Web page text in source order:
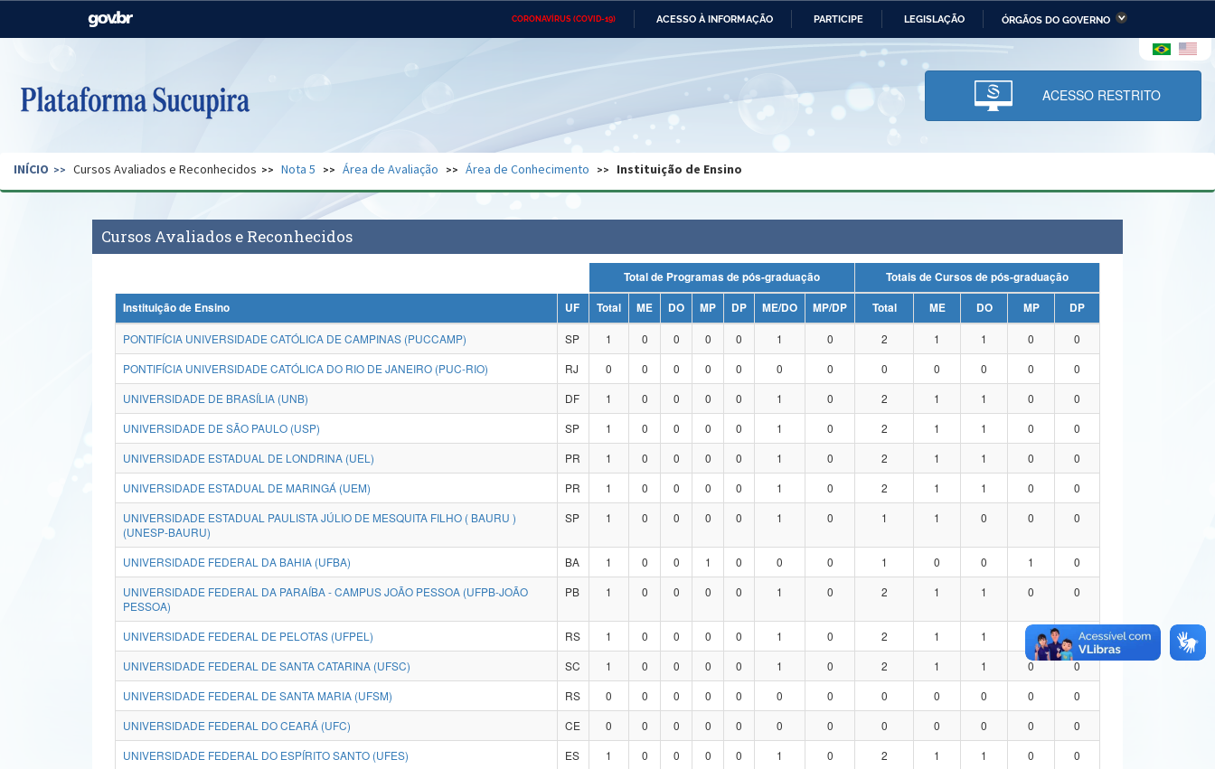
CORONAVÍRUS (COVID-19) ACESSO À INFORMAÇÃO PARTICIPE LEGISLAÇÃO ÓRGÃOS DO GOVERNO
Casa Civil Ministério das Relações Ministério da Economia Ministério da Infraestrutura
Pecuária e Abastecimento
Ministério da Ciência,
Tecnologia, Inovações e
Comunicações
Ministério do Desenvolvimento
Regional e dos Direitos Humanos
Secretaria de Governo Gabinete de Segurança Advocacia-Geral da União Banco Central do Brasil Planalto
ACESSO RESTRITO
INÍCIO Cursos Avaliados e Reconhecidos Nota 5 Área de Avaliação Área de Conhecimento Instituição de Ensino
Cursos Avaliados e Reconhecidos
Total de Programas de pós-graduação
Totais de Cursos de pós-graduação
Instituição de Ensino
UF Total ME DO MP DP ME/DO MP/DP Total ME DO MP
DP
PONTIFÍCIA UNIVERSIDADE CATÓLICA DE CAMPINAS (PUCCAMP)
SP 1 0 0 0 0 1 0 2 1 1 0
0
PONTIFÍCIA UNIVERSIDADE CATÓLICA DO RIO DE JANEIRO (PUC-RIO)
RJ 0 0 0 0 0 0 0 0 0 0 0
0
UNIVERSIDADE DE BRASÍLIA (UNB)
DF 1 0 0 0 0 1 0 2 1 1 0
0
UNIVERSIDADE DE SÃO PAULO (USP)
SP 1 0 0 0 0 1 0 2 1 1 0
0
UNIVERSIDADE ESTADUAL DE LONDRINA (UEL)
PR 1 0 0 0 0 1 0 2 1 1 0
0
UNIVERSIDADE ESTADUAL DE MARINGÁ (UEM)
PR 1 0 0 0 0 1 0 2 1 1 0
0
UNIVERSIDADE ESTADUAL PAULISTA JÚLIO DE MESQUITA FILHO ( BAURU )
(UNESP-BAURU)
SP 1 0 0 0 0 1 0 1 1 0 0 0
UNIVERSIDADE FEDERAL DA BAHIA (UFBA) BA 1 0 0 1 0 0 0 1 0 0 1
0
UNIVERSIDADE FEDERAL DA PARAÍBA - CAMPUS JOÃO PESSOA (UFPB-JOÃO
PESSOA)
PB 1 0 0 0 0 1 0 2 1 1 0 0
UNIVERSIDADE FEDERAL DE PELOTAS (UFPEL) RS 1 0 0 0 0 1 0 2 1 1
0
UNIVERSIDADE FEDERAL DE SANTA CATARINA (UFSC)
SC 1 0 0 0 0 1 0 2 1 1 0
0
UNIVERSIDADE FEDERAL DE SANTA MARIA (UFSM)
RS 0 0 0 0 0 0 0 0 0 0 0
0
UNIVERSIDADE FEDERAL DO CEARÁ (UFC)
CE 0 0 0 0 0 0 0 0 0 0 0
0
UNIVERSIDADE FEDERAL DO ESPÍRITO SANTO (UFES)
ES 1 0 0 0 0 1 0 2 1 1 0
0